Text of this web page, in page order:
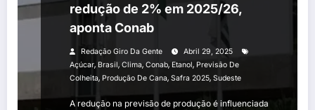
redução de 2% em 2025/26,
aponta Conab
Redação Giro Da Gente
Abril 29, 2025
Açúcar, Brasil, Clima, Conab, Etanol, Previsão De
Colheita, Produção De Cana, Safra 2025, Sudeste
A redução na previsão de produção é influenciada